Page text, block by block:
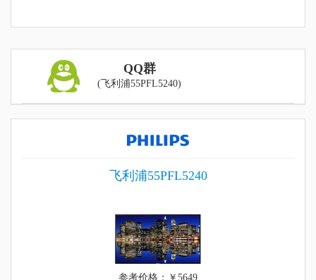
QQ群
(飞利浦55PFL5240)
飞利浦55PFL5240
参考价格：￥5649